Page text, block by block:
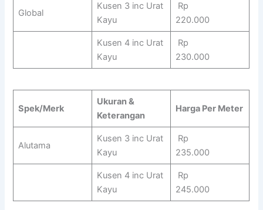
Global
Kusen 3 inc Urat
Kayu
Rp
220.000
Kusen 4 inc Urat
Kayu
Rp
230.000
Spek/Merk
Ukuran &
Keterangan
Harga Per Meter
Alutama
Kusen 3 inc Urat
Kayu
Rp
235.000
Kusen 4 inc Urat
Kayu
Rp
245.000